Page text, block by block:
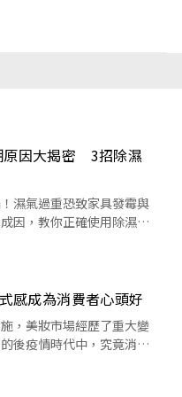
原因大揭密 3招除濕
濕氣過重恐致家具發霉與
因，教你正確使用除濕機
乾爽。
感成為消費者心頭好
，美妝市場經歷了重大變
後疫情時代中，究竟消費
該如...